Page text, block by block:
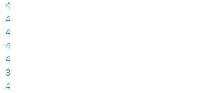
4
4
4
4
4
3
4